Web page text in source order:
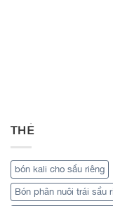
THẺ
bón kali cho sầu riêng
Bón phân nuôi trái sầu